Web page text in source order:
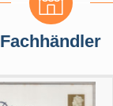
Fachhändler